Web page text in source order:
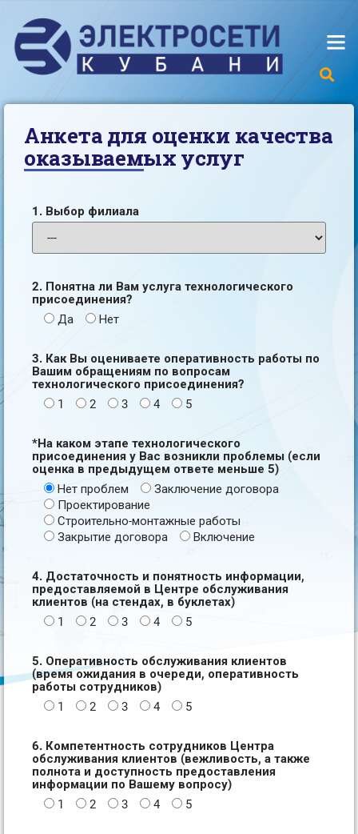
Анкета для оценки качества
оказываемых услуг
1. Выбор филиала
2. Понятна ли Вам услуга технологического
присоединения?
Да
Нет
3. Как Вы оцениваете оперативность работы по
Вашим обращениям по вопросам
технологического присоединения?
1
2 3 4 5
*На каком этапе технологического
присоединения у Вас возникли проблемы (если
оценка в предыдущем ответе меньше 5)
Нет проблем
Заключение договора
Проектирование
Строительно-монтажные работы
Закрытие договора
Включение
4. Достаточность и понятность информации,
предоставляемой в Центре обслуживания
клиентов (на стендах, в буклетах)
1
2 3 4 5
5. Оперативность обслуживания клиентов
(время ожидания в очереди, оперативность
работы сотрудников)
1
2 3 4 5
6. Компетентность сотрудников Центра
обслуживания клиентов (вежливость, а также
полнота и доступность предоставления
информации по Вашему вопросу)
1
2 3 4 5